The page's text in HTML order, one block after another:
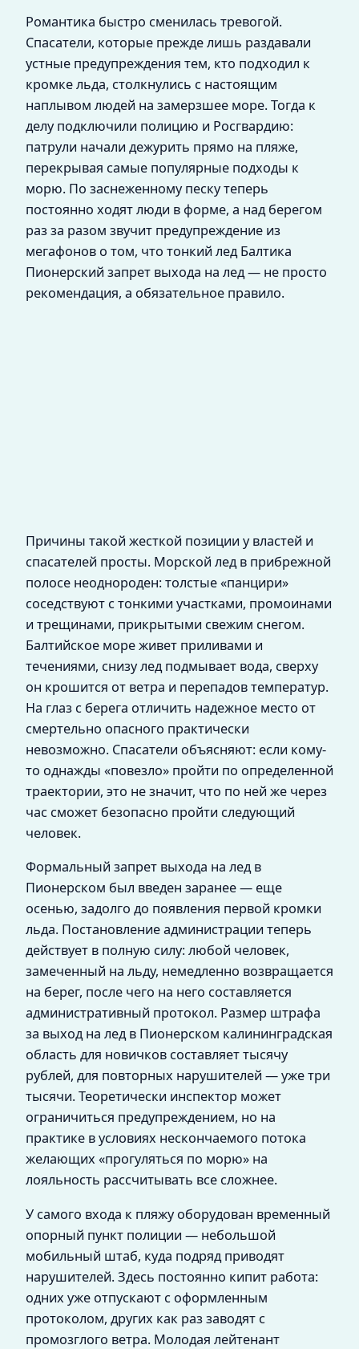
Романтика быстро сменилась тревогой.
Спасатели, которые прежде лишь раздавали
устные предупреждения тем, кто подходил к
кромке льда, столкнулись с настоящим
наплывом людей на замерзшее море. Тогда к
делу подключили полицию и Росгвардию:
патрули начали дежурить прямо на пляже,
перекрывая самые популярные подходы к
морю. По заснеженному песку теперь
постоянно ходят люди в форме, а над берегом
раз за разом звучит предупреждение из
мегафонов о том, что тонкий лед Балтика
Пионерский запрет выхода на лед — не просто
рекомендация, а обязательное правило.
Причины такой жесткой позиции у властей и
спасателей просты. Морской лед в прибрежной
полосе неоднороден: толстые «панцири»
соседствуют с тонкими участками, промоинами
и трещинами, прикрытыми свежим снегом.
Балтийское море живет приливами и
течениями, снизу лед подмывает вода, сверху
он крошится от ветра и перепадов температур.
На глаз с берега отличить надежное место от
смертельно опасного практически
невозможно. Спасатели объясняют: если кому-
то однажды «повезло» пройти по определенной
траектории, это не значит, что по ней же через
час сможет безопасно пройти следующий
человек.
Формальный запрет выхода на лед в
Пионерском был введен заранее — еще
осенью, задолго до появления первой кромки
льда. Постановление администрации теперь
действует в полную силу: любой человек,
замеченный на льду, немедленно возвращается
на берег, после чего на него составляется
административный протокол. Размер штрафа
за выход на лед в Пионерском калининградская
область для новичков составляет тысячу
рублей, для повторных нарушителей — уже три
тысячи. Теоретически инспектор может
ограничиться предупреждением, но на
практике в условиях нескончаемого потока
желающих «прогуляться по морю» на
лояльность рассчитывать все сложнее.
У самого входа к пляжу оборудован временный
опорный пункт полиции — небольшой
мобильный штаб, куда подряд приводят
нарушителей. Здесь постоянно кипит работа:
одних уже отпускают с оформленным
протоколом, других как раз заводят с
промозглого ветра. Молодая лейтенант